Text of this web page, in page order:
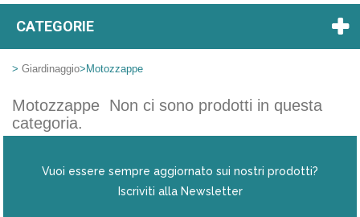
CATEGORIE
> Giardinaggio> Motozzappe
Motozzappe Non ci sono prodotti in questa
categoria.
Vuoi essere sempre aggiornato sui nostri prodotti?
Iscriviti alla Newsletter